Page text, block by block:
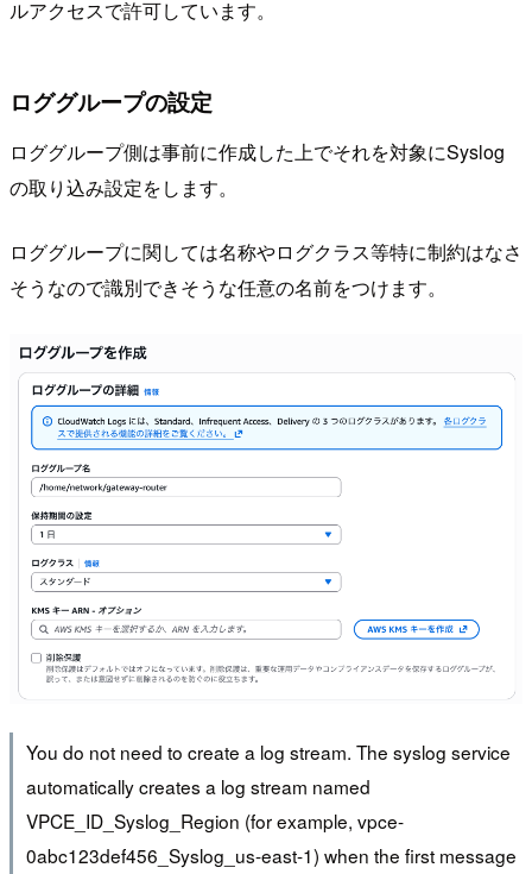
ルアクセスで許可しています。
ロググループの設定
ロググループ側は事前に作成した上でそれを対象にSyslog
の取り込み設定をします。
ロググループに関しては名称やログクラス等特に制約はなさ
そうなので識別できそうな任意の名前をつけます。
You do not need to create a log stream. The syslog service
automatically creates a log stream named
VPCE_ID_Syslog_Region (for example, vpce-
0abc123def456_Syslog_us-east-1) when the first message